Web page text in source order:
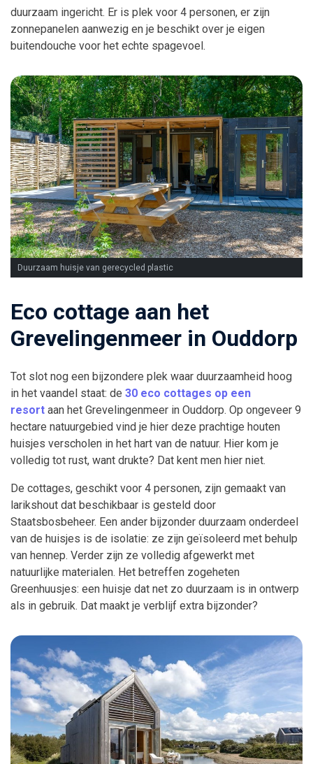
duurzaam ingericht. Er is plek voor 4 personen, er zijn
zonnepanelen aanwezig en je beschikt over je eigen
buitendouche voor het echte spagevoel.
Duurzaam huisje van gerecycled plastic
Eco cottage aan het
Grevelingenmeer in Ouddorp
Tot slot nog een bijzondere plek waar duurzaamheid hoog
in het vaandel staat: de 30 eco cottages op een
resort aan het Grevelingenmeer in Ouddorp. Op ongeveer 9
hectare natuurgebied vind je hier deze prachtige houten
huisjes verscholen in het hart van de natuur. Hier kom je
volledig tot rust, want drukte? Dat kent men hier niet.
De cottages, geschikt voor 4 personen, zijn gemaakt van
larikshout dat beschikbaar is gesteld door
Staatsbosbeheer. Een ander bijzonder duurzaam onderdeel
van de huisjes is de isolatie: ze zijn geïsoleerd met behulp
van hennep. Verder zijn ze volledig afgewerkt met
natuurlijke materialen. Het betreffen zogeheten
Greenhuusjes: een huisje dat net zo duurzaam is in ontwerp
als in gebruik. Dat maakt je verblijf extra bijzonder?